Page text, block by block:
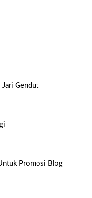
Jari Gendut
Promosi Blog